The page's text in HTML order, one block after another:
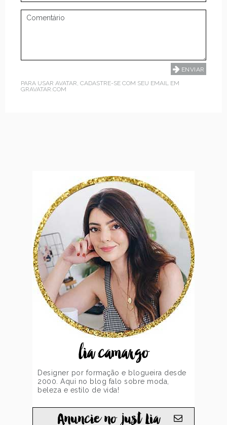
PARA USAR AVATAR, CADASTRE-SE COM SEU EMAIL EM
GRAVATAR.COM
lia camargo
Designer por formação e blogueira desde
2000. Aqui no blog falo sobre moda,
beleza e estilo de vida!
Anuncie no just Lia